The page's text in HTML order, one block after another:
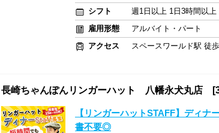
シフト
週1日以上 1日3時間以
雇用形態
アルバイト・パート
アクセス
スペースワールド駅 徒
長崎ちゃんぽんリンガーハット 八幡永犬丸店
【リンガーハットSTAFF】ディ
書不要◎